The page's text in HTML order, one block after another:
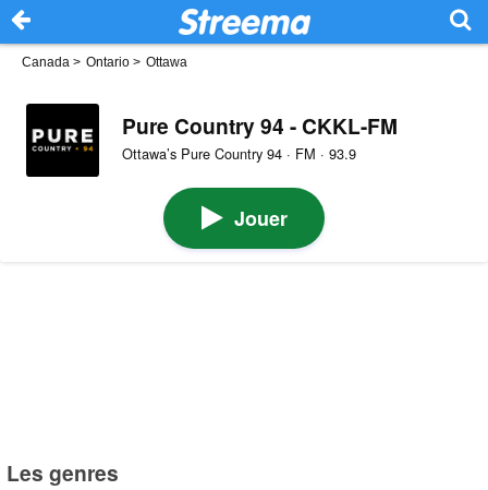
Canada > Ontario > Ottawa
Pure Country 94 - CKKL-FM
Ottawa’s Pure Country 94 · FM · 93.9
Jouer
Les genres